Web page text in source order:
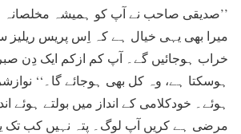
’’صدیقی صاحب نے آپ کو ہمیشہ مخلصانہ
میرا بھی یہی خیال ہے کہ اِس پریس ریلیز
خراب ہوجائیں گے۔ آپ کم ازکم ایک دِن
ہوسکتا ہے، وہ کل بھی ہوجائے گا۔‘‘
ہوئے۔ خودکلامی کے انداز میں بولتے ہوئے
مرضی ہے کریں آپ لوگ۔ پتہ نہیں کب تک